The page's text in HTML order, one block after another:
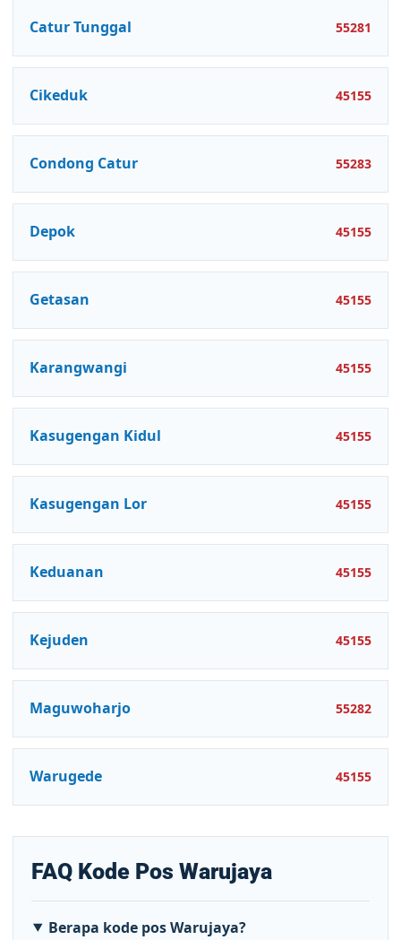
Catur Tunggal 55281
Cikeduk 45155
Condong Catur 55283
Depok 45155
Getasan 45155
Karangwangi 45155
Kasugengan Kidul 45155
Kasugengan Lor 45155
Keduanan 45155
Kejuden 45155
Maguwoharjo 55282
Warugede 45155
FAQ Kode Pos Warujaya
Berapa kode pos Warujaya?